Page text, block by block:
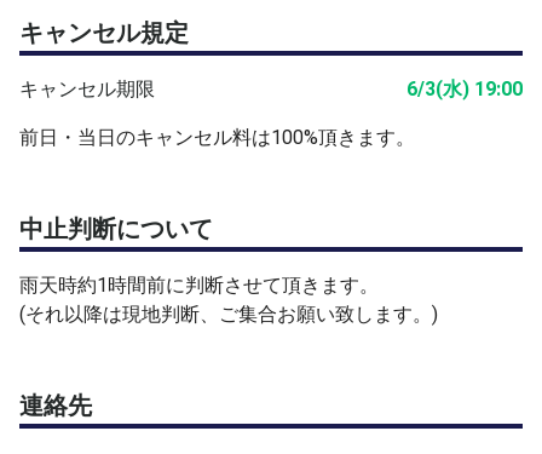
備品について
練習用のボール（プレッシャーボール）はこちらでご用意
いたします。
間までに直接お越しください。
雨天時の対応： 天候が怪しい場合は、開始[60]分前までに
テニスベアのチャットにて開催の有無をご連絡いたしま
保険について： スポーツ傷害保険等には加入しておりま
せん。怪我や設備の破損等は自己責任となりますので、準
キャンセル規定
キャンセル期限 6/3(水) 19:00
前日・当日のキャンセル料は100%頂きます。
中止判断について
雨天時約1時間前に判断させて頂きます。
(それ以降は現地判断、ご集合お願い致します。)
連絡先